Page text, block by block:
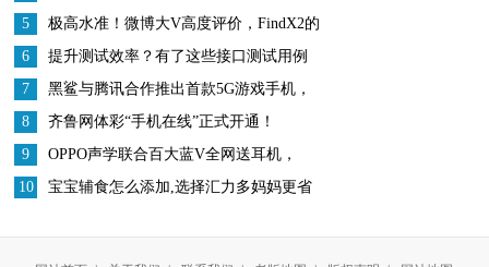
一样用Mac
5
极高水准！微博大V高度评价，FindX2的
屏幕是如何炼成的？
6
提升测试效率？有了这些接口测试用例
+工具都不是问题
7
黑鲨与腾讯合作推出首款5G游戏手机，
但罗永浩没有来
8
齐鲁网体彩“手机在线”正式开通！
9
OPPO声学联合百大蓝V全网送耳机，
OPPO Enco W31开售成爆款
10
宝宝辅食怎么添加,选择汇力多妈妈更省